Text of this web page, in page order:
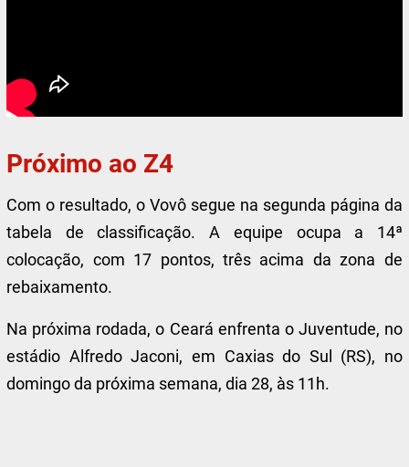
Próximo ao Z4
Com o resultado, o Vovô segue na segunda página da
tabela de classificação. A equipe ocupa a 14ª
colocação, com 17 pontos, três acima da zona de
rebaixamento.
Na próxima rodada, o Ceará enfrenta o Juventude, no
estádio Alfredo Jaconi, em Caxias do Sul (RS), no
domingo da próxima semana, dia 28, às 11h.